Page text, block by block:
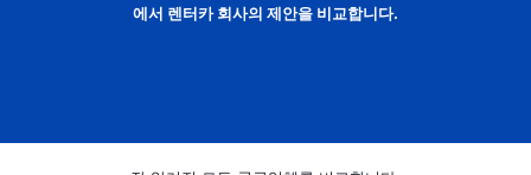
에서 렌터카 회사의 제안을 비교합니다.